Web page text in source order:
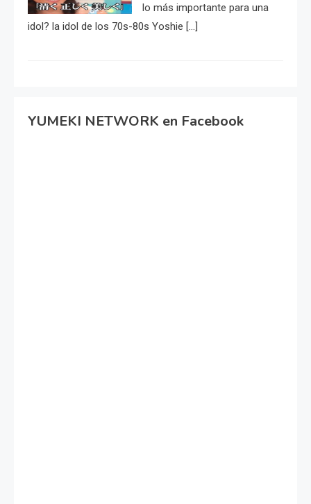
lo más importante para una
idol? la idol de los 70s-80s Yoshie […]
YUMEKI NETWORK en Facebook